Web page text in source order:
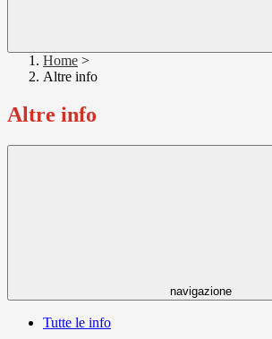
Home >
Altre info
Altre info
navigazione
Tutte le info